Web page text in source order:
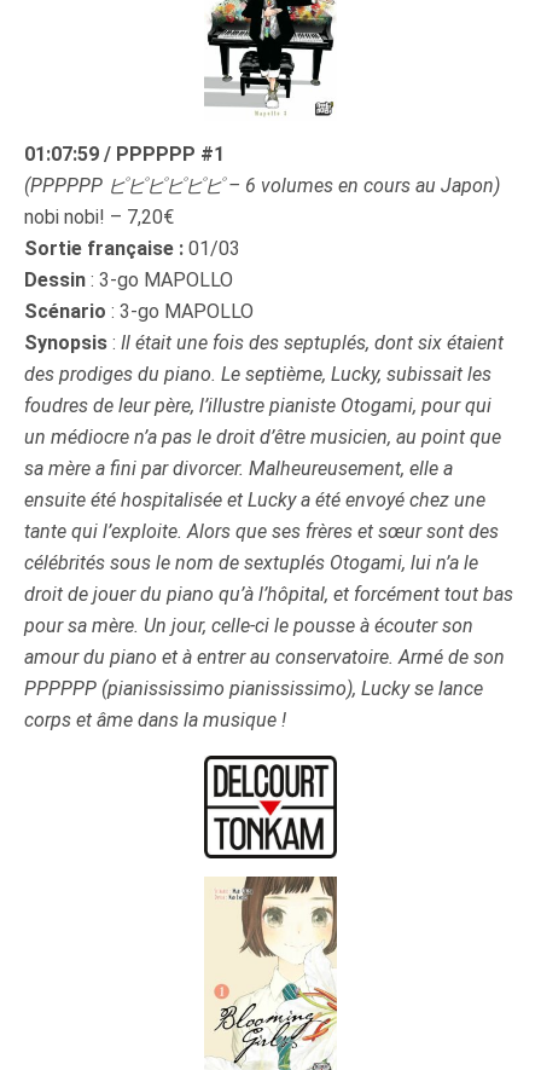
01:07:59 / PPPPPP #1
(PPPPPP ピピピピピピ – 6 volumes en cours au Japon)
nobi nobi! – 7,20€
Sortie française : 01/03
Dessin : 3-go MAPOLLO
Scénario : 3-go MAPOLLO
Synopsis : Il était une fois des septuplés, dont six étaient
des prodiges du piano. Le septième, Lucky, subissait les
foudres de leur père, l’illustre pianiste Otogami, pour qui
un médiocre n’a pas le droit d’être musicien, au point que
sa mère a fini par divorcer. Malheureusement, elle a
ensuite été hospitalisée et Lucky a été envoyé chez une
tante qui l’exploite. Alors que ses frères et sœur sont des
célébrités sous le nom de sextuplés Otogami, lui n’a le
droit de jouer du piano qu’à l’hôpital, et forcément tout bas
pour sa mère. Un jour, celle-ci le pousse à écouter son
amour du piano et à entrer au conservatoire. Armé de son
PPPPPP (pianississimo pianississimo), Lucky se lance
corps et âme dans la musique !